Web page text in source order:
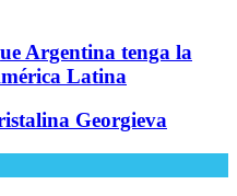
Argentina tenga la
Latina
Georgieva